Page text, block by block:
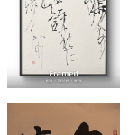
として、本人
を行いオリジナ